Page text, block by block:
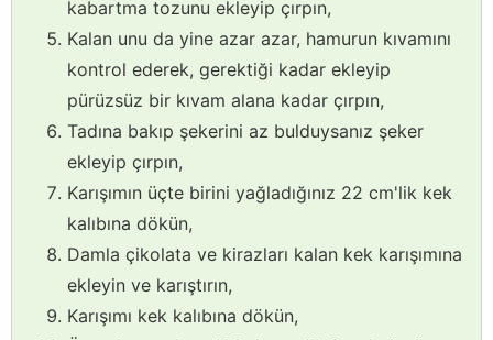
kabartma tozunu ekleyip çırpın,
Kalan unu da yine azar azar, hamurun kıvamını
kontrol ederek, gerektiği kadar ekleyip
pürüzsüz bir kıvam alana kadar çırpın,
Tadına bakıp şekerini az bulduysanız şeker
ekleyip çırpın,
Karışımın üçte birini yağladığınız 22 cm'lik kek
kalıbına dökün,
Damla çikolata ve kirazları kalan kek karışımına
ekleyin ve karıştırın,
Karışımı kek kalıbına dökün,